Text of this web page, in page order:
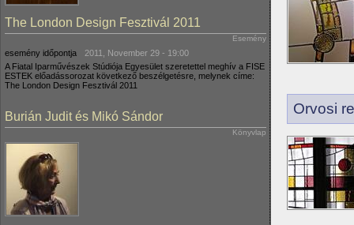
The London Design Fesztivál 2011
Esemény
esemény időpontja
2011, November 29 - 19:00
A Fiatal Iparművészek Stúdiója Egyesület szeretettel meghív a FISE
ESTEK előadássorozat következő beszélgetésre, melynek címe:
The London Design Fesztivál 2011
Burián Judit és Mikó Sándor
Könyvlap
Orvosi